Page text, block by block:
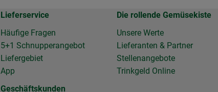
Lieferservice
Häufige Fragen
5+1 Schnupperangebot
Liefergebiet
App
Geschäftskunden
Die rollende Gemüsekiste
Unsere Werte
Lieferanten & Partner
Stellenangebote
Trinkgeld Online